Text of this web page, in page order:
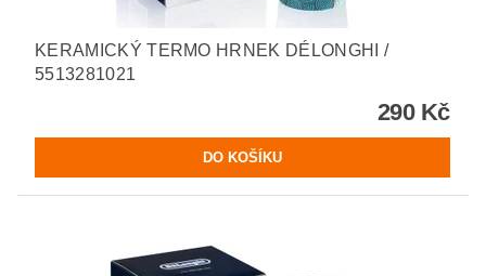
KERAMICKÝ TERMO HRNEK DÉLONGHI /
5513281021
290 Kč